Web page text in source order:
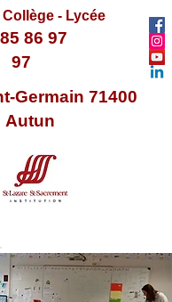
Collège - Lycée
86 97
97
Germain 71400
Autun